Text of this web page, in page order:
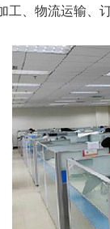
工、物流运输、